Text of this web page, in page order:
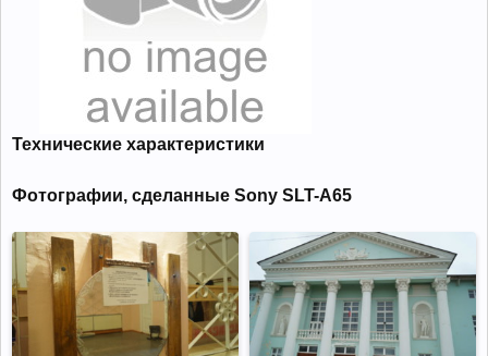
Технические характеристики
Фотографии, сделанные Sony SLT-A65